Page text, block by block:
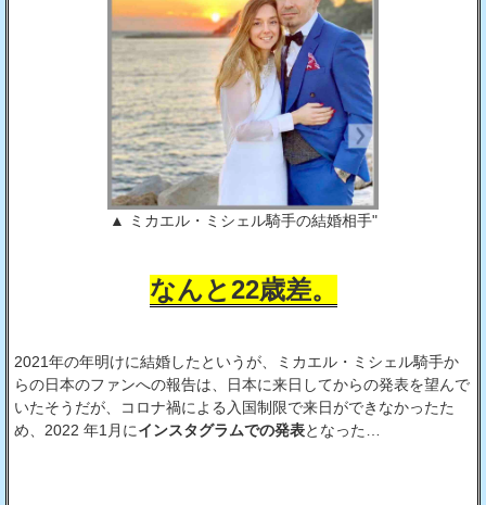
▲ ミカエル・ミシェル騎手の結婚相手"
なんと22歳差。
2021年の年明けに結婚したというが、ミカエル・ミシェル騎手か
らの日本のファンへの報告は、日本に来日してからの発表を望んで
いたそうだが、コロナ禍による入国制限で来日ができなかったた
め、2022 年1月にインスタグラムでの発表となった…